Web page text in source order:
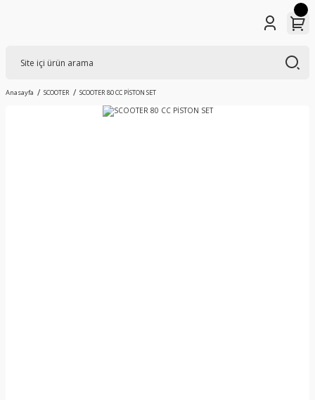
Anasayfa SCOOTER SCOOTER 80 CC PİSTON SET